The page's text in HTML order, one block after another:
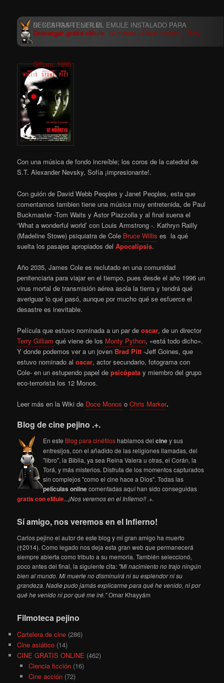
Descargar gratis eMule: 12 monos «Doce monos», Terry
Gilliam, 1995.
Con una música de fondo increíble; los coros de la catedral de
S.T. Alexander Nevsky, Sofía ¡impresionante!.
Con guión de David Webb Peoples y Janet Peoples, esta que
comentamos tambien tiene una música muy entretenida, de Paul
Buckmaster -Tom Waits y Astor Piazzolla y al final suena el
‘What a wonderful world’ con Louis Armstrong -. Kathryn Railly
(Madeline Stowe) psiquiatra de Cole Bruce Willis es la qué
suelta los pasajes apropiados delApocalipsis.
Año 2035, James Cole es reclutado en una comunidad
penitenciaria para viajar en el tiempo, pues desde el año 1996 un
virus mortal de transmisión aérea asola la tierra y tendrá qué
averiguar lo qué pasó, aunque por mucho qué se esfuerce el
desastre es inevitable.
Película que estuvo nominada a un par deoscar, de un director
Terry Gilliam qué viene de los Monty Python, «está todo dicho».
Y donde podemos ver a un joven Brad Pitt -Jeff Goines, que
estuvo nominado aloscar, actor secundario, fotograma con
Cole- en un estupendo papel depsicópata y miembro del grupo
eco-terrorista los 12 Monos.
Leer más en la Wiki de Doce Monos oChris Marker.
Blog de cine pejino .+.
En este Blog para cinéfiloshablamos delciney sus
entresijos, con el añadido de las religiones llamadas, del
"libro", la Biblia, ya sea Reina Valera u otras, el Corán, la
Torá, y más misterios. Disfruta de los momentos capturados
sin complejos "como el cine hace a Dios". Todas las
películas onlinecomentadas aquí han sido conseguidas
gratis con eMule...¡Nos veremos en el Infierno!! .+.
Sí amigo, nos veremos en el Infierno!
Carlos pejino el autor de este blog y mi gran amigo ha muerto
(†2014). Como legado nos deja esta gran web que permanecerá
siempre abierta como tributo a su memoria. También seleccionó,
poco antes del final, la siguiente cita: "Mi nacimiento no trajo ningún
bien al mundo. Mi muerte no disminuirá ni su esplendor ni su
grandeza. Nadie pudo jamás explicarme para qué he venido, ni por
qué he venido ni por qué me iré."Omar Khayyám
Filmoteca pejino
Cartelera de cine (286)
Cine asiático (14)
CINE GRATIS ONLINE (462)
Ciencia ficción(16)
Cine acción(72)